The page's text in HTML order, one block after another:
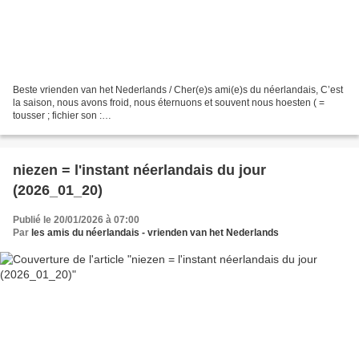
Beste vrienden van het Nederlands / Cher(e)s ami(e)s du néerlandais, C’est
la saison, nous avons froid, nous éternuons et souvent nous hoesten ( =
tousser ; fichier son :
(sources = wikimedia...
niezen = l'instant néerlandais du jour
(2026_01_20)
Publié le 20/01/2026 à 07:00
Par les amis du néerlandais - vrienden van het Nederlands